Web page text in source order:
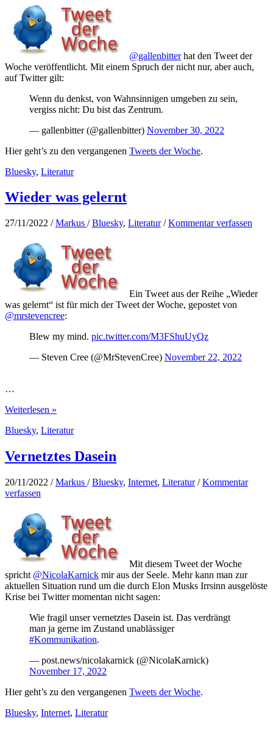
@gallenbitterhat den Tweet der
Woche veröffentlicht. Mit einem Spruch der nicht nur, aber auch,
auf Twitter gilt:
Wenn du denkst, von Wahnsinnigen umgeben zu sein,
vergiss nicht: Du bist das Zentrum.
— gallenbitter (@gallenbitter) November 30, 2022
Hier geht’s zu den vergangenen Tweets der Woche.
Bluesky, Literatur
Wieder was gelernt
27/11/2022 /Markus /Bluesky, Literatur/Kommentar verfassen
Ein Tweet aus der Reihe „Wieder
was gelernt“ ist für mich der Tweet der Woche, gepostet von
@mrstevencree:
Blew my mind. pic.twitter.com/M3FShuUyQz
— Steven Cree (@MrStevenCree) November 22, 2022
…
Wieder
gelernt
Weiterlesen »
Bluesky, Literatur
Vernetztes Dasein
20/11/2022 /Markus /Bluesky, Internet, Literatur/Kommentar
verfassen
Mit diesem Tweet der Woche
spricht @NicolaKarnick mir aus der Seele. Mehr kann man zur
aktuellen Situation rund um die durch Elon Musks Irrsinn ausgelöste
Krise bei Twitter momentan nicht sagen:
Wie fragil unser vernetztes Dasein ist. Das verdrängt
man ja gerne im Zustand unablässiger
#Kommunikation.
— post.news/nicolakarnick (@NicolaKarnick)
November 17, 2022
Hier geht’s zu den vergangenen Tweets der Woche.
Bluesky, Internet, Literatur